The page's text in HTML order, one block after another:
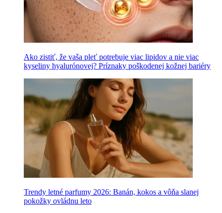
Ako zistiť, že vaša pleť potrebuje viac lipidov a nie viac
kyseliny hyalurónovej? Príznaky poškodenej kožnej bariéry
Trendy letné parfumy 2026: Banán, kokos a vôňa slanej
pokožky ovládnu leto